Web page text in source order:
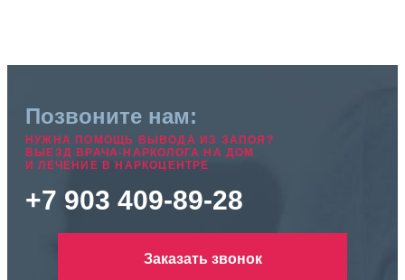
Позвоните нам:
НУЖНА ПОМОЩЬ ВЫВОДА ИЗ ЗАПОЯ?
ВЫЕЗД ВРАЧА-НАРКОЛОГА НА ДОМ
И ЛЕЧЕНИЕ В НАРКОЦЕНТРЕ
+7 903 409-89-28
Заказать звонок